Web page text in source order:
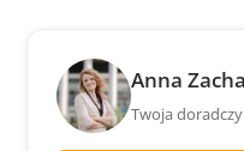
Anna
Twoja